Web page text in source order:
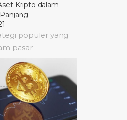
Kripto dalam
populer yang
pasar